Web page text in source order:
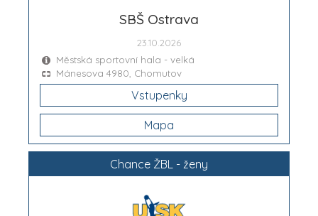
SBŠ Ostrava
23.10.2026
Městská sportovní hala - velká
Mánesova 4980, Chomutov
Vstupenky
Mapa
Chance ŽBL - ženy